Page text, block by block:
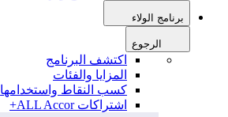
برنامج الولاء
الرجوع
اكتشف البرنامج
المزايا والفئات
كسب النقاط واستخدامها
اشتراكات ALL Accor+